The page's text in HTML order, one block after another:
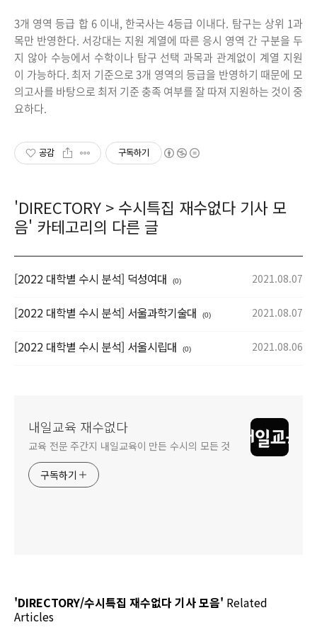
3개 영역 등급 합 6 이내, 한국사는 4등급 이내다. 탐구는 상위 1과
목만 반영한다. 서강대는 지원 계열에 따른 응시 영역 간 구분을 두
지 않아 수능에서 수학이나 탐구 선택 과목과 관계없이 계열 지원
이 가능하다. 최저 기준으로 3개 영역의 등급을 반영하기 때문에 모
의고사를 바탕으로 최저 기준 충족 여부를 잘 따져 지원하는 것이 중
요하다.
공감 구독하기
'DIRECTORY > 수시특집 재수없다 기사 모
음' 카테고리의 다른 글
[2022 대학별 수시 분석] 덕성여대 (0) 2021.08.07
[2022 대학별 수시 분석] 서울과학기술대 (0) 2021.08.07
[2022 대학별 수시 분석] 서울시립대 (0) 2021.08.06
내일교육 재수없다
교육 전문 주간지 내일교육이 만든 수시의 모든 것
구독하기
'DIRECTORY/수시특집 재수없다 기사 모음' Related
Articles